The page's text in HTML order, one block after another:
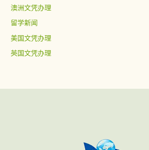
澳洲文凭办理
留学新闻
美国文凭办理
英国文凭办理